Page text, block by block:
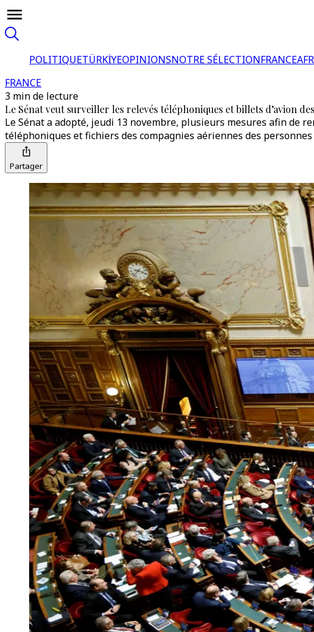
POLITIQUETÜRKİYEOPINIONSNOTRE SÉLECTIONFRANCE
FRANCE
3 min de lecture
Le Sénat veut surveiller les relevés téléphoniques et billets d’avion
Le Sénat a adopté, jeudi 13 novembre, plusieurs mesures afin de
téléphoniques et fichiers des compagnies aériennes des personnes
Partager